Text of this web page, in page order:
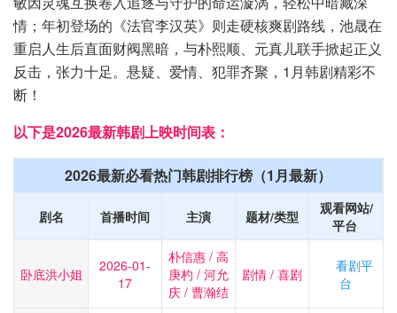
情；年初登场的《法官李汉英》则走硬核爽剧路线，池晟在
重启人生后直面财阀黑暗，与朴熙顺、元真儿联手掀起正义
反击，张力十足。悬疑、爱情、犯罪齐聚，1月韩剧精彩不
断！
以下是2026最新韩剧上映时间表：
2026最新必看热门韩剧排行榜（1月最新）
剧名 首播时间 主演 题材/类型
观看网站/
平台
卧底洪小姐
2026-01-
17
朴信惠 / 高
庚杓 / 河允
庆 / 曹瀚结
剧情 / 喜剧
看剧平
台